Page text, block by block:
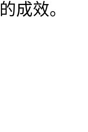
的成效。